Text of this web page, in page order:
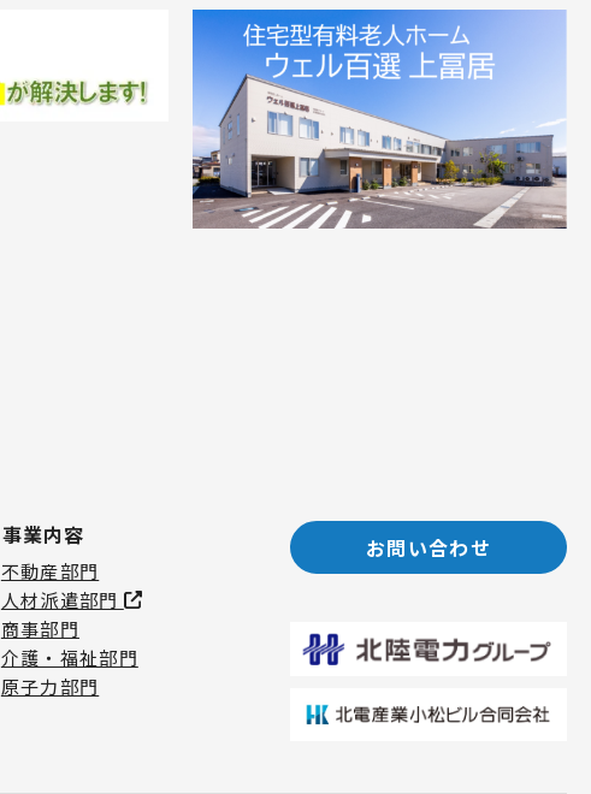
事業内容
不動産部門
人材派遣部門
商事部門
介護・福祉部門
原子力部門
お問い合わせ